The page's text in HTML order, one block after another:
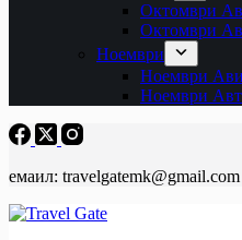
Октомври
Октомври
Ноември
Ноември
Ноември
емаил: